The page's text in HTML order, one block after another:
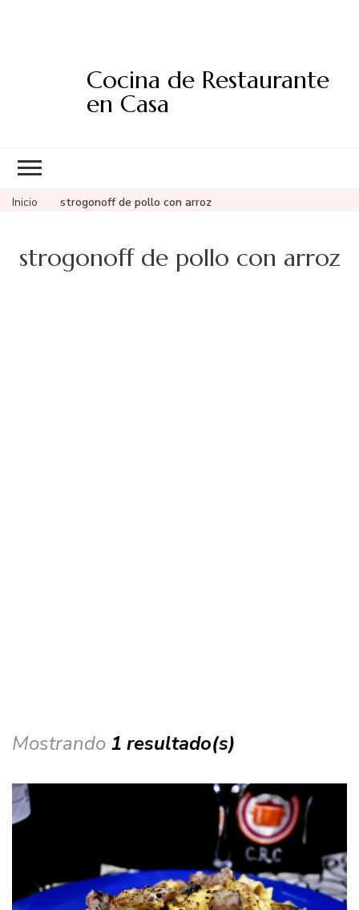
Cocina de Restaurante
en Casa
Inicio strogonoff de pollo con arroz
strogonoff de pollo con arroz
Mostrando 1 resultado(s)